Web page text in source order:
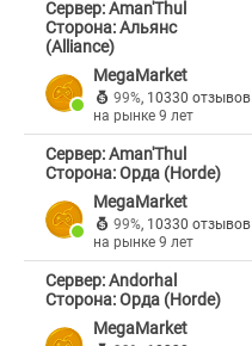
Сервер: Aman'Thul
Сторона: Альянс
(Alliance)
MegaMarket
99%, 10330 отзывов
на рынке 9 лет
Сервер: Aman'Thul
Сторона: Орда (Horde)
MegaMarket
99%, 10330 отзывов
на рынке 9 лет
Сервер: Andorhal
Сторона: Орда (Horde)
MegaMarket